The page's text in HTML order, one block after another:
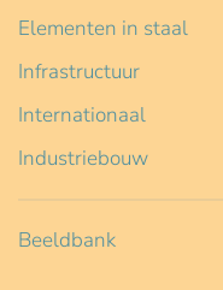
Elementen in staal
Infrastructuur
Internationaal
Industriebouw
Beeldbank